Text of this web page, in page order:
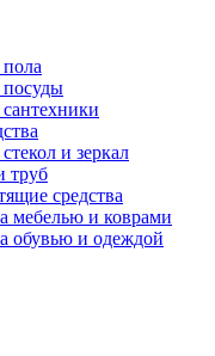
посуды
и зеркал
труб
средства
мебелью и коврами
обувью и одеждой